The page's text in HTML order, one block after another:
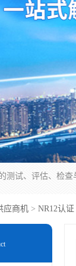
应商机 > NR12认证